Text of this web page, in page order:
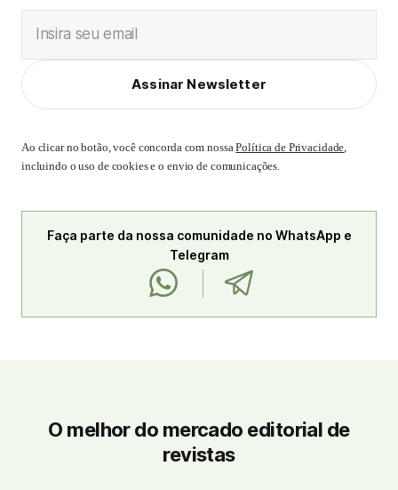
Insira seu email
Assinar Newsletter
Ao clicar no botão, você concorda com nossaPolítica de Privacidade,
incluindo o uso de cookies e o envio de comunicações.
Faça parte da nossa comunidade no WhatsApp e
Telegram
O melhor do mercado editorial de
revistas